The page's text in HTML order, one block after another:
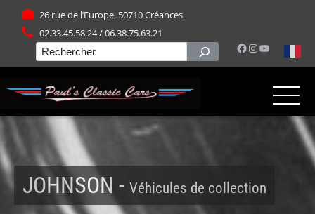
26 rue de l’Europe, 50710 Créances
02.33.45.58.24 / 06.38.75.63.21
Facebook
Instagram
YouTube
Rechercher
JOHNSON - Véhicules de collection
Panneau de gestion des cookies